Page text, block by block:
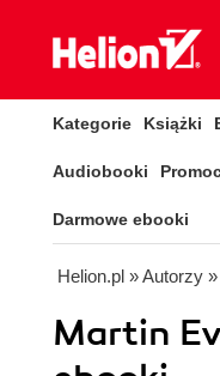
Kategorie Książki
Audiobooki
Darmowe ebooki
Helion.pl » Autorzy
Martin